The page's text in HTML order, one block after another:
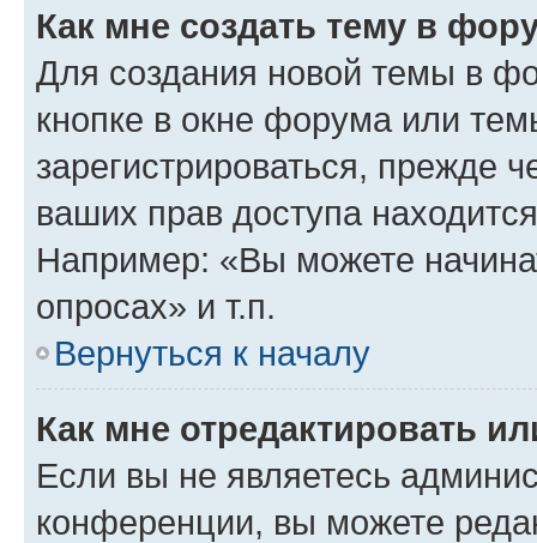
Как мне создать тему в
Для создания новой темы в
кнопке в окне форума или
зарегистрироваться, прежде
ваших прав доступа
Например: «Вы можете
опросах» и т.п.
Вернуться к началу
Как мне отредактировать
Если вы не являетесь
конференции, вы можете